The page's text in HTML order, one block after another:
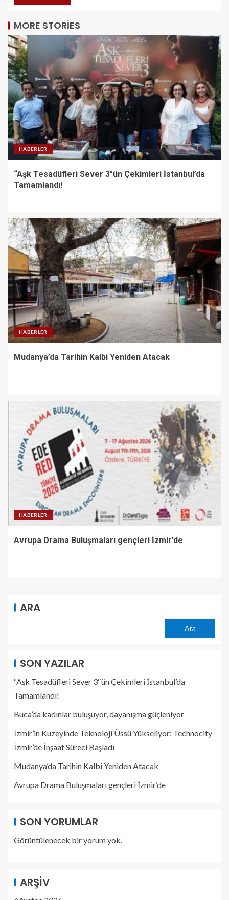
MORE STORIES
HABERLER
“Aşk Tesadüfleri Sever 3″ün Çekimleri İstanbul’da
Tamamlandı!
HABERLER
Mudanya’da Tarihin Kalbi Yeniden Atacak
HABERLER
Avrupa Drama Buluşmaları gençleri İzmir’de
ARA
Ara
SON YAZILAR
“Aşk Tesadüfleri Sever 3″ün Çekimleri İstanbul’da
Tamamlandı!
Buca’da kadınlar buluşuyor, dayanışma güçleniyor
İzmir’in Kuzeyinde Teknoloji Üssü Yükseliyor: Technocity
İzmir’de İnşaat Süreci Başladı
Mudanya’da Tarihin Kalbi Yeniden Atacak
Avrupa Drama Buluşmaları gençleri İzmir’de
SON YORUMLAR
Görüntülenecek bir yorum yok.
ARŞIV